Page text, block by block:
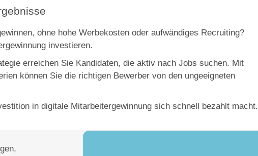
ohne hohe Werbekosten oder aufwändiges Recruiting?
investieren.
erreichen Sie Kandidaten, die aktiv nach Jobs suchen. Mit
können Sie die richtigen Bewerber von den ungeeigneten
in digitale Mitarbeitergewinnung sich schnell bezahlt macht.